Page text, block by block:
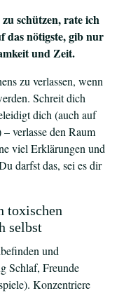
schützen, rate ich
das nötigste, gib nur
und Zeit.
zu verlassen, wenn
Schreit dich
dich (auch auf
verlasse den Raum
viel Erklärungen und
darfst das, sei es dir
toxischen
selbst
und
Schlaf, Freunde
Konzentriere